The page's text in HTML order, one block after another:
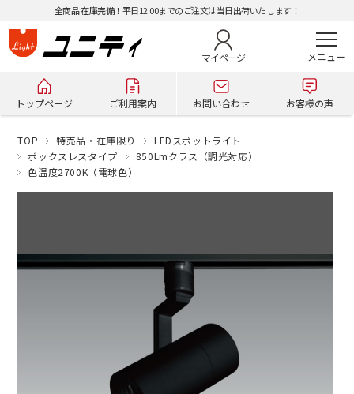
全商品 在庫完備！平日12:00までのご注文は当日出荷いたします！
マイページ
トップページ ご利用案内 お問い合わせ お客様の声
TOP 特売品・在庫限り
LEDスポットライト
ボックスレスタイプ
850Lmクラス（調光対応）
色温度2700K（電球色）